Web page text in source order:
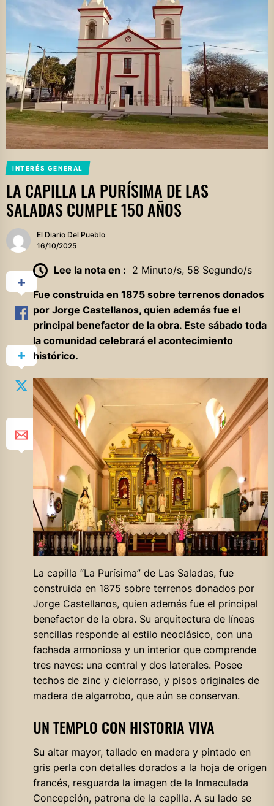
INTERÉS GENERAL
LA CAPILLA LA PURÍSIMA DE LAS
SALADAS CUMPLE 150 AÑOS
El Diario Del Pueblo
16/10/2025
Lee la nota en : 2 Minuto/s, 58 Segundo/s
Fue construida en 1875 sobre terrenos donados
por Jorge Castellanos, quien además fue el
principal benefactor de la obra. Este sábado toda
la comunidad celebrará el acontecimiento
histórico.
La capilla “La Purísima” de Las Saladas, fue
construida en 1875 sobre terrenos donados por
Jorge Castellanos, quien además fue el principal
benefactor de la obra. Su arquitectura de líneas
sencillas responde al estilo neoclásico, con una
fachada armoniosa y un interior que comprende
tres naves: una central y dos laterales. Posee
techos de zinc y cielorraso, y pisos originales de
madera de algarrobo, que aún se conservan.
UN TEMPLO CON HISTORIA VIVA
Su altar mayor, tallado en madera y pintado en
gris perla con detalles dorados a la hoja de origen
francés, resguarda la imagen de la Inmaculada
Concepción, patrona de la capilla. A su lado se